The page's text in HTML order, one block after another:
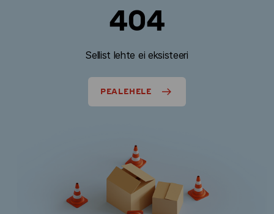
404
Sellist lehte ei eksisteeri
PEALEHELE